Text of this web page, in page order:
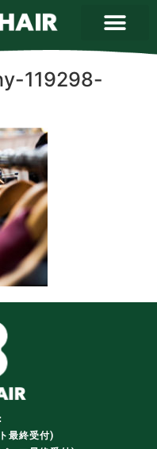
119298-
最終受付)